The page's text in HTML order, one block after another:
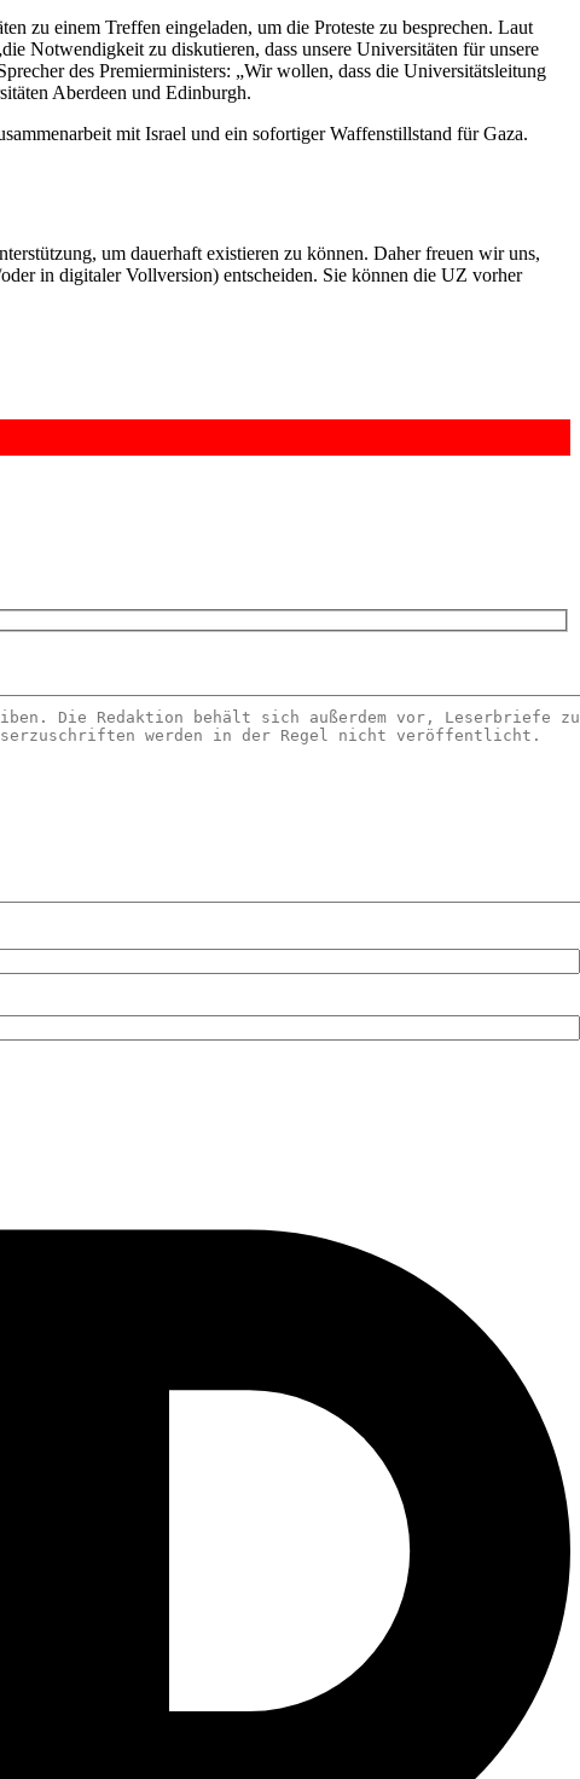
zu einem Treffen eingeladen, um die Proteste zu besprechen. Laut
Notwendigkeit zu diskutieren, dass unsere Universitäten für unsere
des Premierministers: „Wir wollen, dass die Universitätsleitung
Aberdeen und Edinburgh.
mit Israel und ein sofortiger Waffenstillstand für Gaza.
um dauerhaft existieren zu können. Daher freuen wir uns,
in digitaler Vollversion) entscheiden. Sie können die UZ vorher